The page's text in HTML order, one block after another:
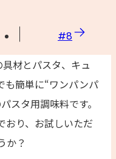
#8
材とパスタ、キュ
も簡単に“ワンパンパ
スタ用調味料です。
おり、お試しいただ
か？